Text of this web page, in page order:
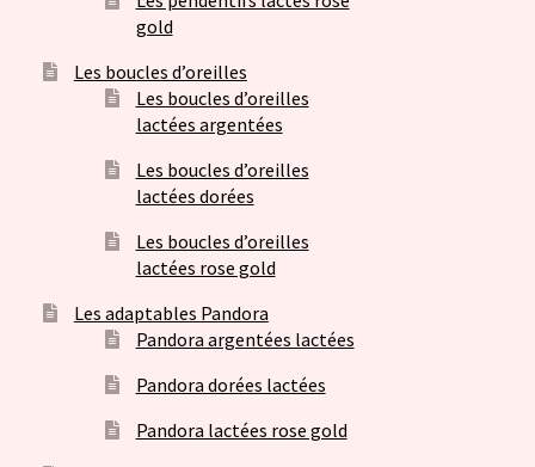
gold
Les boucles d’oreilles
Les boucles d’oreilles
lactées argentées
Les boucles d’oreilles
lactées dorées
Les boucles d’oreilles
lactées rose gold
Les adaptables Pandora
Pandora argentées lactées
Pandora dorées lactées
Pandora lactées rose gold